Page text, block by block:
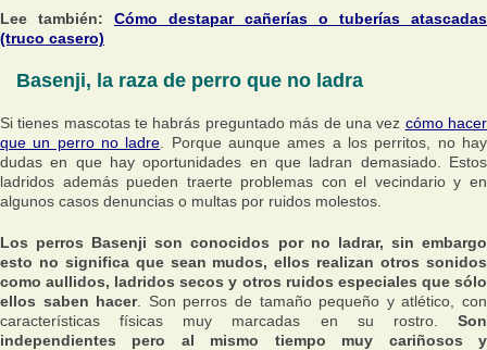
Lee también: Cómo destapar cañerías o tuberías atascadas
(truco casero)
Basenji, la raza de perro que no ladra
Si tienes mascotas te habrás preguntado más de una vez cómo hacer
que un perro no ladre . Porque aunque ames a los perritos, no hay
dudas en que hay oportunidades en que ladran demasiado. Estos
ladridos además pueden traerte problemas con el vecindario y en
algunos casos denuncias o multas por ruidos molestos.
Los perros Basenji son conocidos por no ladrar, sin embargo
esto no significa que sean mudos, ellos realizan otros sonidos
como aullidos, ladridos secos y otros ruidos especiales que sólo
ellos saben hacer. Son perros de tamaño pequeño y atlético, con
características físicas muy marcadas en su rostro. Son
independientes pero al mismo tiempo muy cariñosos y